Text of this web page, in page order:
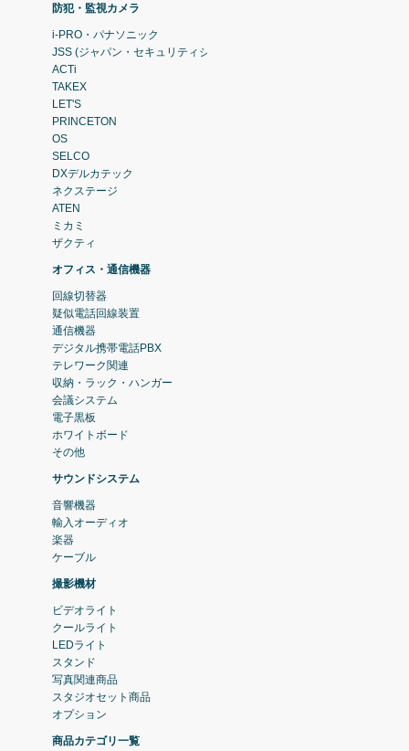
防犯・監視カメラ
i-PRO・パナソニック
JSS (ジャパン・セキュリティシステム)
ACTi
TAKEX
LET'S
PRINCETON
OS
SELCO
DXデルカテック
ネクステージ
ATEN
ミカミ
ザクティ
オフィス・通信機器
回線切替器
疑似電話回線装置
通信機器
デジタル携帯電話PBX
テレワーク関連
収納・ラック・ハンガー
会議システム
電子黒板
ホワイトボード
その他
サウンドシステム
音響機器
輸入オーディオ
楽器
ケーブル
撮影機材
ビデオライト
クールライト
LEDライト
スタンド
写真関連商品
スタジオセット商品
オプション
商品カテゴリ一覧